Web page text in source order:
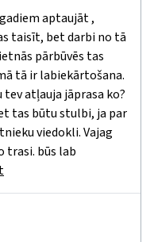
aptaujāt ,
taisīt, bet darbi no tā
pārbūvēs tas
tā ir labiekārtošana.
atļauja jāprasa ko?
tas būtu stulbi, ja par
viedokli. Vajag
trasi. būs lab